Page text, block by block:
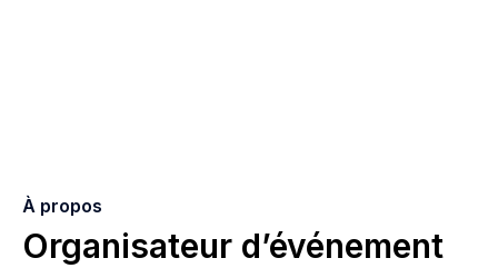
À propos
Organisateur d’événement